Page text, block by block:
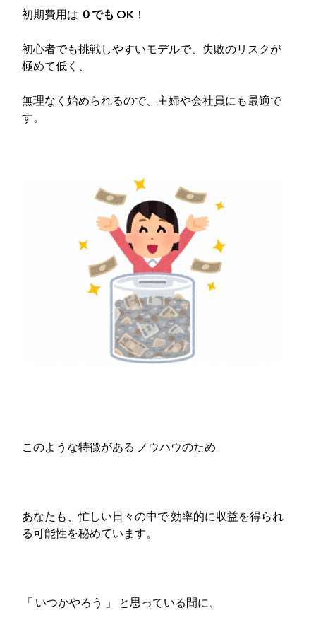
初期費用は ０でも OK ！
初心者でも挑戦しやすいモデルで、失敗のリスクが
極めて低く、
無理なく始められるので、主婦や会社員にも最適で
す。
このような特徴がある ノウハウのため
あなたも、忙しい日々の中で 効率的に収益を得られ
る可能性を秘めています。
「 いつかやろう 」 と思っている間に、